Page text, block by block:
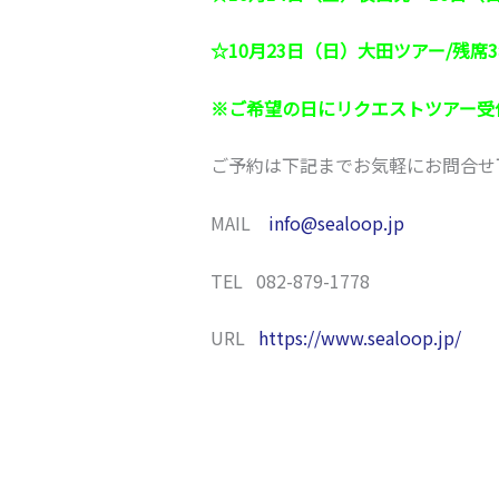
☆10月23日（日）大田ツアー/残席
※ご希望の日にリクエストツアー受
ご予約は下記までお気軽にお問合せ
MAIL info@sealoop.jp
TEL 082-879-1778
URL https://www.sealoop.jp/